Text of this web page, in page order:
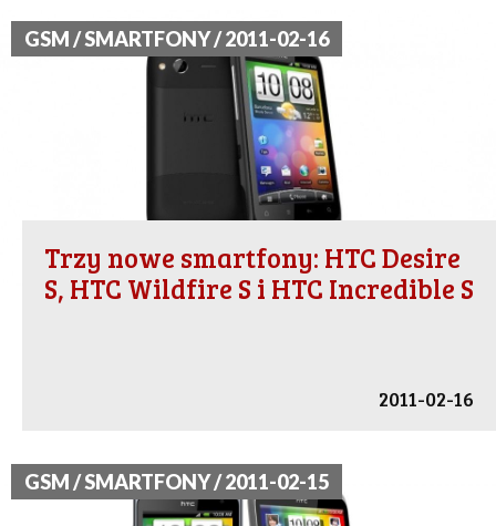
GSM / SMARTFONY / 2011-02-16
Trzy nowe smartfony: HTC Desire
S, HTC Wildfire S i HTC Incredible S
2011-02-16
GSM / SMARTFONY / 2011-02-15